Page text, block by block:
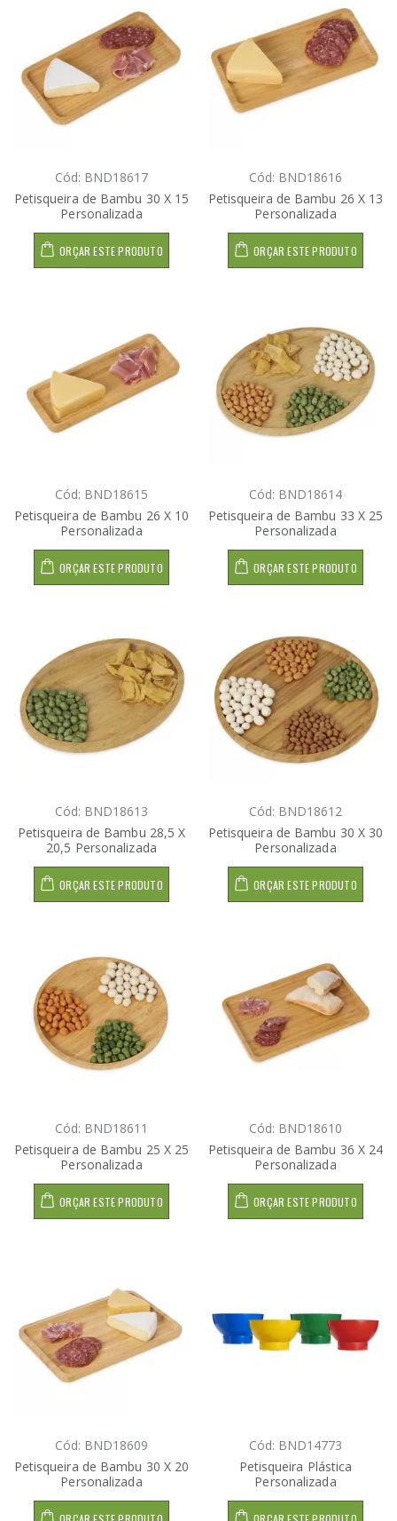
Cód: BND18617
Petisqueira de Bambu 30 X 15
Personalizada
ORÇAR ESTE PRODUTO
Cód: BND18616
Petisqueira de Bambu 26 X 13
Personalizada
ORÇAR ESTE PRODUTO
Cód: BND18615
Petisqueira de Bambu 26 X 10
Personalizada
ORÇAR ESTE PRODUTO
Cód: BND18614
Petisqueira de Bambu 33 X 25
Personalizada
ORÇAR ESTE PRODUTO
Cód: BND18613
Petisqueira de Bambu 28,5 X
20,5 Personalizada
ORÇAR ESTE PRODUTO
Cód: BND18612
Petisqueira de Bambu 30 X 30
Personalizada
ORÇAR ESTE PRODUTO
Cód: BND18611
Petisqueira de Bambu 25 X 25
Personalizada
ORÇAR ESTE PRODUTO
Cód: BND18610
Petisqueira de Bambu 36 X 24
Personalizada
ORÇAR ESTE PRODUTO
Cód: BND18609
Petisqueira de Bambu 30 X 20
Personalizada
Cód: BND14773
Petisqueira Plástica
Personalizada